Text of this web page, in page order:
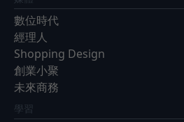
數位時代
經理人
Shopping Design
創業小聚
未來商務
學習